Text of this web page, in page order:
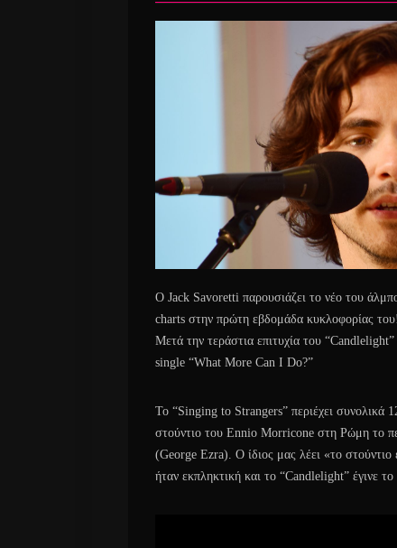
O Jack Savoretti παρουσιάζει το νέο του
charts στην πρώτη εβδομάδα κυκλοφορίας του!
Μετά την τεράστια επιτυχία του
single “What More Can I Do?”
Το “Singing to Strangers” περιέχει συνολικά
στούντιο του Ennio Morricone στη Ρώμη το
(George Ezra). Ο ίδιος μας λέει «το στούντιο
ήταν εκπληκτική και το “Candlelight” έγινε